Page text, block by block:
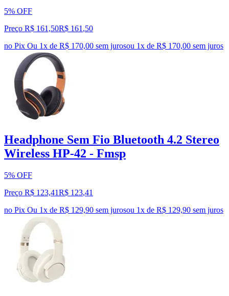
5% OFF
Preço R$ 161,50R$ 161 ,50
no Pix Ou 1x de R$ 170,00 sem jurosou 1x de R$ 170,00 sem juros
Headphone Sem Fio Bluetooth 4.2 Stereo
Wireless HP-42 - Fmsp
5% OFF
Preço R$ 123,41R$ 123,41
no Pix Ou 1x de R$ 129,90 sem jurosou 1x de R$ 129,90 sem juros